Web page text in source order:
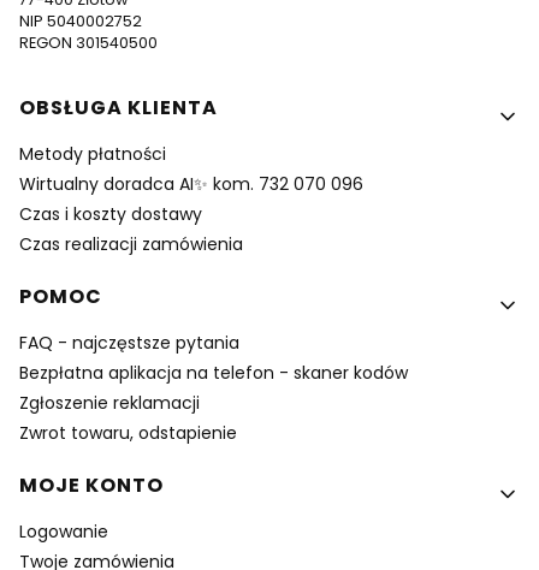
NIP 5040002752
REGON 301540500
Linki w stopce
OBSŁUGA KLIENTA
Metody płatności
Wirtualny doradca AI✨ kom. 732 070 096
Czas i koszty dostawy
Czas realizacji zamówienia
POMOC
FAQ - najczęstsze pytania
Bezpłatna aplikacja na telefon - skaner kodów
Zgłoszenie reklamacji
Zwrot towaru, odstapienie
MOJE KONTO
Logowanie
Twoje zamówienia